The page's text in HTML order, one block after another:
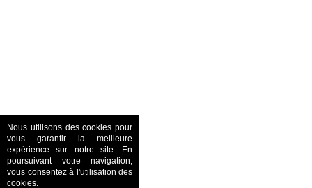
Nous utilisons des cookies pour
vous garantir la meilleure
expérience sur notre site. En
poursuivant votre navigation,
vous consentez à l'utilisation des
cookies.